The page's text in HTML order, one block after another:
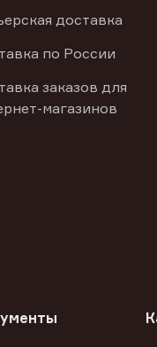
доставка
по России
заказов для
магазинов